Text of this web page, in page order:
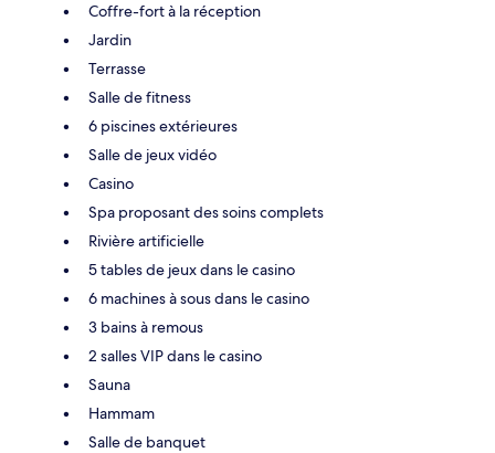
Coffre-fort à la réception
Jardin
Terrasse
Salle de fitness
6 piscines extérieures
Salle de jeux vidéo
Casino
Spa proposant des soins complets
Rivière artificielle
5 tables de jeux dans le casino
6 machines à sous dans le casino
3 bains à remous
2 salles VIP dans le casino
Sauna
Hammam
Salle de banquet